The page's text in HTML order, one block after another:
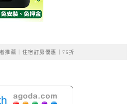
推薦｜住宿訂房優惠｜75折